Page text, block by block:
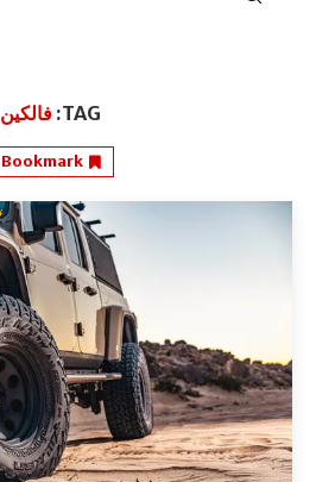
TAG: فالكين
Bookmark